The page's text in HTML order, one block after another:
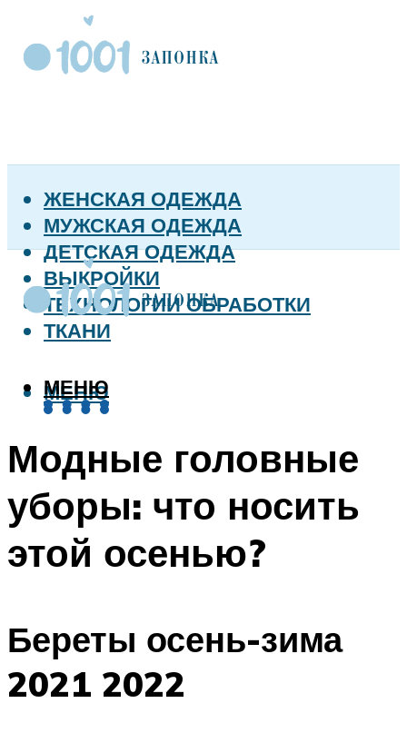
ЖЕНСКАЯ ОДЕЖДА
МУЖСКАЯ ОДЕЖДА
ДЕТСКАЯ ОДЕЖДА
ВЫКРОЙКИ
ТЕХНОЛОГИИ ОБРАБОТКИ
ТКАНИ
МЕНЮ
МЕНЮ
Модные головные
уборы: что носить
этой осенью?
Береты осень-зима
2021 2022